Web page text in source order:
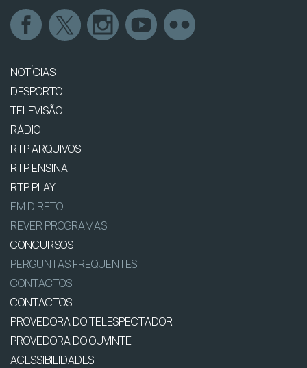
NOTÍCIAS
DESPORTO
TELEVISÃO
RÁDIO
RTP ARQUIVOS
RTP ENSINA
RTP PLAY
EM DIRETO
REVER PROGRAMAS
CONCURSOS
PERGUNTAS FREQUENTES
CONTACTOS
CONTACTOS
PROVEDORA DO TELESPECTADOR
PROVEDORA DO OUVINTE
ACESSIBILIDADES